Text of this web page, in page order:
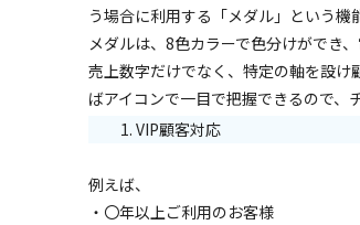
う場合に利用する「メダル」という機
メダルは、8色カラーで色分けができ
売上数字だけでなく、特定の軸を設
ばアイコンで一目で把握できるので、
VIP顧客対応
例えば、
・〇年以上ご利用のお客様